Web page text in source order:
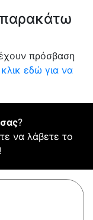
παρακάτω
πρόσβαση
εδώ για να
?
να λάβετε το